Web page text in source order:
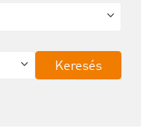
Keresés